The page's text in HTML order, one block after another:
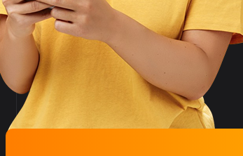
Великий асортимент
товарів